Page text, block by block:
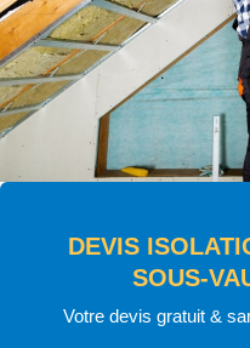
DEVIS
SOUS-
Votre devis gratuit &